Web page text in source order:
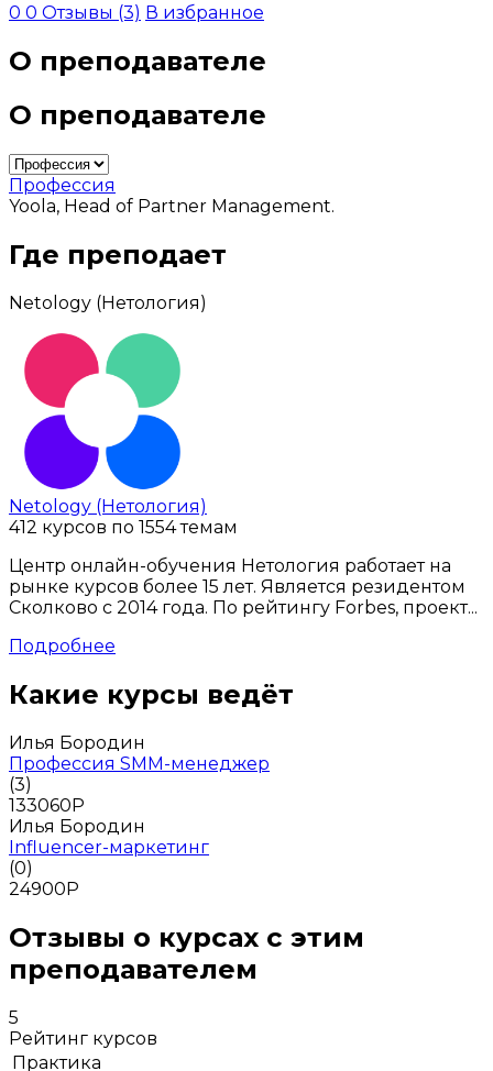
0 0 Отзывы (3) В избранное
О преподавателе
О преподавателе
Профессия
Yoola, Head of Partner Management.
Где преподает
Netology (Нетология)
Netology (Нетология)
412 курсов по 1554 темам
Центр онлайн-обучения Нетология работает на
рынке курсов более 15 лет. Является резидентом
Сколково с 2014 года. По рейтингу Forbes, проект...
Подробнее
Какие курсы ведёт
Илья Бородин
Профессия SMM-менеджер
(3)
133060Р
Илья Бородин
Influencer-маркетинг
(0)
24900Р
Отзывы о курсах с этим
преподавателем
5
Рейтинг курсов
Практика